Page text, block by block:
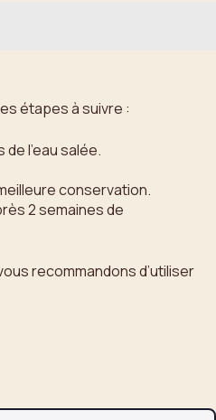
étapes à suivre :
l’eau salée.
conservation.
2 semaines de
recommandons d’utiliser